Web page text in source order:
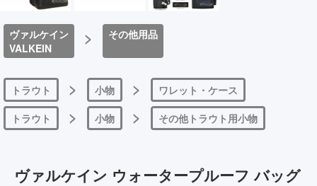
ヴァルケイン
VALKEIN
> その他用品
トラウト > 小物 >
ワレット・ケース
トラウト
> 小物 > その他トラウト用小物
ヴァルケイン ウォータープルーフ バッグ